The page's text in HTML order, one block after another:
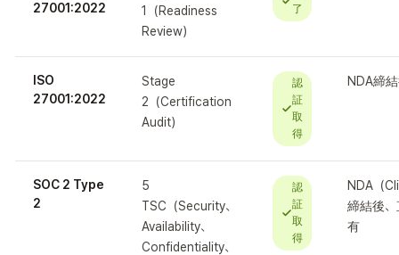
27001:2022
1（Readiness
Review）
了
ISO
27001:2022
Stage
2（Certification
Audit）
認
証
取
得
NDA締
SOC 2 Type
2
5
TSC（Security、
Availability、
Confidentiality、
認
証
取
得
NDA（
締結後
有